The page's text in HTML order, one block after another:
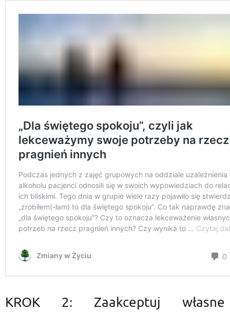
KROK 2: Zaakceptuj własne